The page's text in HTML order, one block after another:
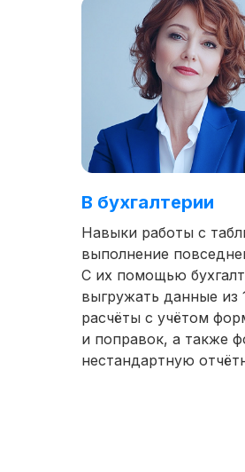
В бухгалтерии
Навыки работы с
выполнение
С их помощью
выгружать данные из
расчёты с учётом
и поправок, а также
нестандартную